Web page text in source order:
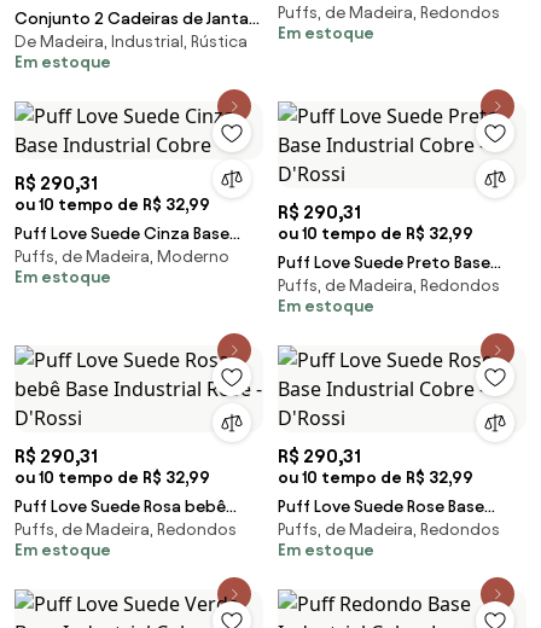
Conjunto 2 Cadeiras de Jantar
X Espanha - Wood Prime 58219
De Madeira, Industrial, Rústica
Em estoque
Industrial Rose
Puffs, de Madeira, Redondos
Em estoque
R$ 290,31
ou 10 tempo de R$ 32,99
Puff Love Suede Cinza Base
Industrial Cobre
Puffs, de Madeira, Moderno
Em estoque
R$ 290,31
ou 10 tempo de R$ 32,99
Puff Love Suede Preto Base
Industrial Cobre - D'Rossi
Puffs, de Madeira, Redondos
Em estoque
R$ 290,31
ou 10 tempo de R$ 32,99
Puff Love Suede Rosa bebê
Base Industrial Rose - D'Rossi
Puffs, de Madeira, Redondos
Em estoque
R$ 290,31
ou 10 tempo de R$ 32,99
Puff Love Suede Rose Base
Industrial Cobre - D'Rossi
Puffs, de Madeira, Redondos
Em estoque